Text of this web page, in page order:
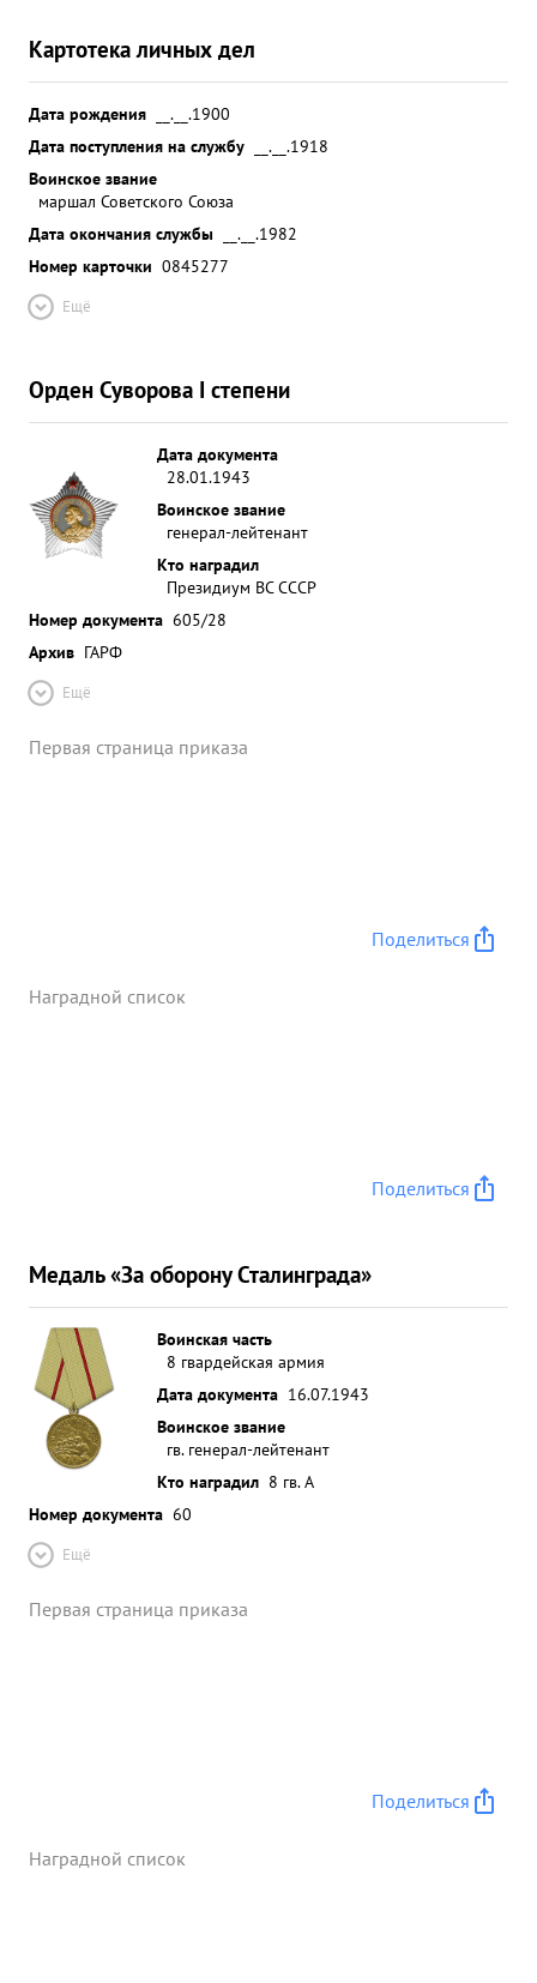
Картотека личных дел
Дата рождения
__.__.1900
Дата поступления на службу
__.__.1918
Воинское звание
маршал Советского Союза
Дата окончания службы
__.__.1982
Номер карточки 0845277
Ещё
Орден Суворова I степени
Дата документа
28.01.1943
Воинское звание
генерал-лейтенант
Кто наградил
Президиум ВС СССР
Номер документа 605/28
Архив ГАРФ
Ещё
Первая страница приказа
Поделиться
Наградной список
Поделиться
Медаль «За оборону Сталинграда»
Воинская часть
8 гвардейская армия
Дата документа 16.07.1943
Воинское звание
гв. генерал-лейтенант
Кто наградил 8 гв. А
Номер документа 60
Ещё
Первая страница приказа
Поделиться
Наградной список